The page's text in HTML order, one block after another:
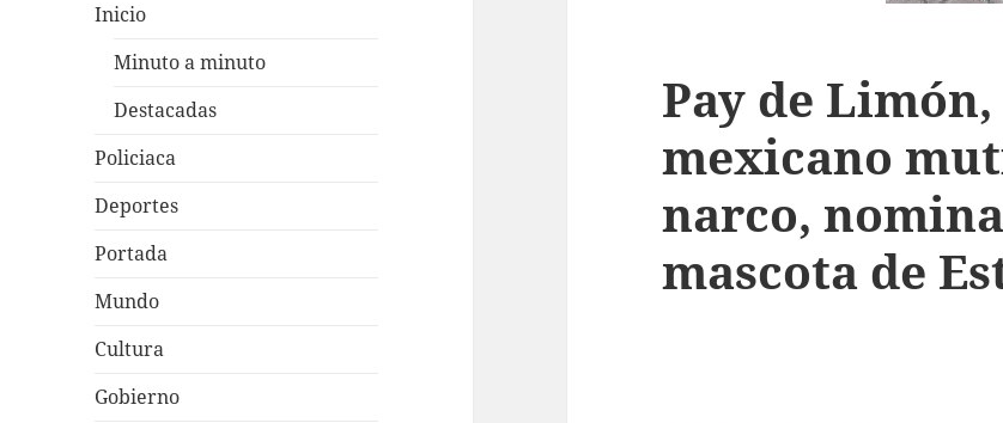
Inicio
Minuto a minuto
Destacadas
Policiaca
Deportes
Portada
Mundo
Cultura
Gobierno
Pay de
mexicano
narco,
mascota de